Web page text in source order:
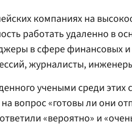
компаниях на
работать удаленно в
в сфере финансовых и
журналисты,
учеными среди этих
вопрос «готовы ли они
«вероятно» и